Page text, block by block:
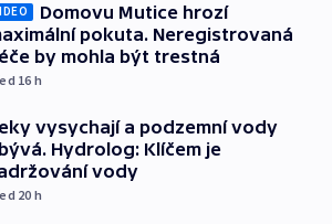
Domovu Mutice hrozí
pokuta. Neregistrovaná
by mohla být trestná
16 h
vysychají a podzemní vody
Hydrolog: Klíčem je
vody
20 h